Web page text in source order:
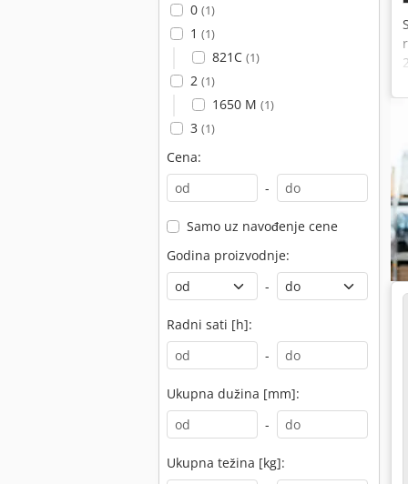
0 (1)
1 (1)
821C (1)
2 (1)
1650 M (1)
3 (1)
Cena:
-
Samo uz navođenje cene
Godina proizvodnje:
-
Radni sati [h]:
-
Ukupna dužina [mm]:
-
Ukupna težina [kg]: